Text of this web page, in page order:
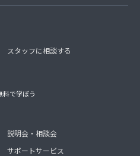
スタッフに相談する
料で学ぼう
説明会・相談会
サポートサービス